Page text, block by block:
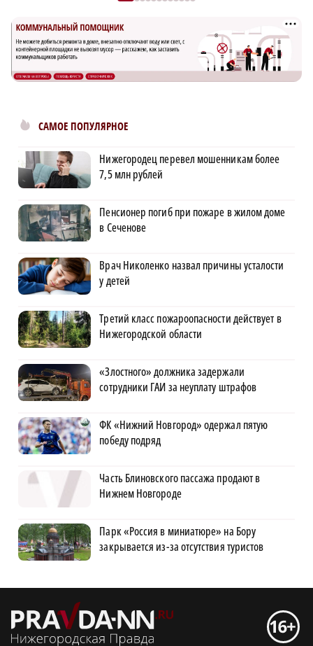
САМОЕ ПОПУЛЯРНОЕ
Нижегородец перевел мошенникам более
7,5 млн рублей
Пенсионер погиб при пожаре в жилом доме
в Сеченове
Врач Николенко назвал причины усталости
у детей
Третий класс пожароопасности действует в
Нижегородской области
«Злостного» должника задержали
сотрудники ГАИ за неуплату штрафов
ФК «Нижний Новгород» одержал пятую
победу подряд
Часть Блиновского пассажа продают в
Нижнем Новгороде
Парк «Россия в миниатюре» на Бору
закрывается из-за отсутствия туристов